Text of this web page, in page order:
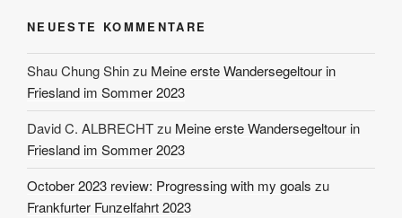
NEUESTE KOMMENTARE
Shau Chung Shinzu Meine erste Wandersegeltour in
Friesland im Sommer 2023
David C. ALBRECHTzu Meine erste Wandersegeltour in
Friesland im Sommer 2023
October 2023 review: Progressing with my goals zu
Frankfurter Funzelfahrt 2023